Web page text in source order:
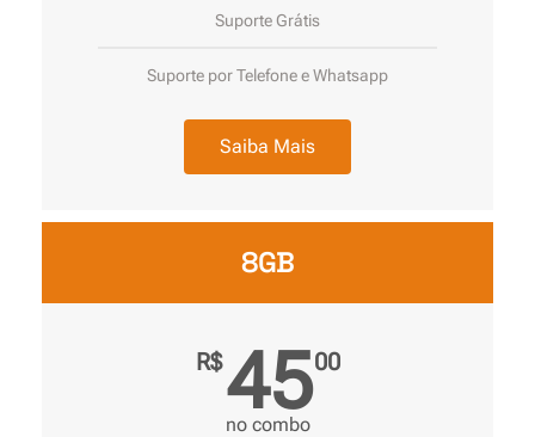
Suporte Grátis
Suporte por Telefone e Whatsapp
Saiba Mais
8GB
R$4500
no combo